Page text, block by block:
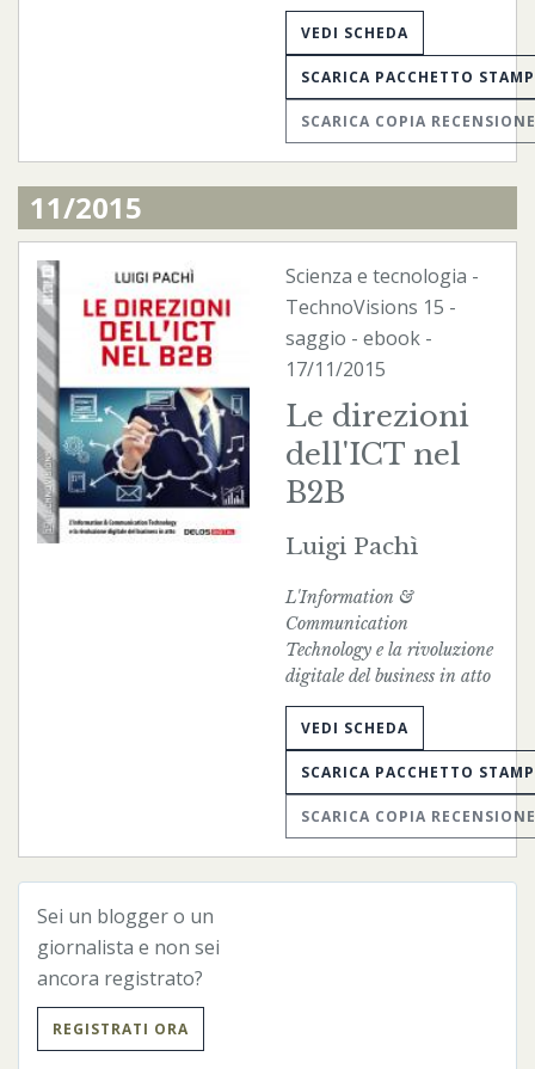
VEDI SCHEDA
SCARICA PACCHETTO
SCARICA COPIA RECENSIONE
11/2015
Scienza e tecnologia -
TechnoVisions 15 -
saggio - ebook -
17/11/2015
Le direzioni
dell'ICT nel
B2B
Luigi Pachì
L'Information &
Communication
Technology e la rivoluzione
digitale del business in atto
VEDI SCHEDA
SCARICA PACCHETTO
SCARICA COPIA RECENSIONE
Sei un blogger o un
giornalista e non sei
ancora registrato?
REGISTRATI ORA